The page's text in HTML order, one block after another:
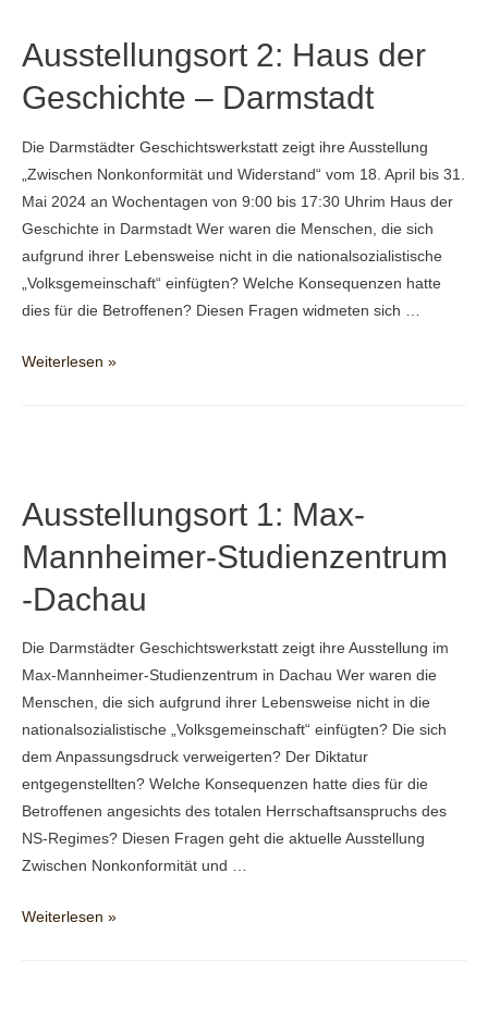
Ausstellungsort 2: Haus der
Geschichte – Darmstadt
Die Darmstädter Geschichtswerkstatt zeigt ihre Ausstellung
„Zwischen Nonkonformität und Widerstand“ vom 18. April bis 31.
Mai 2024 an Wochentagen von 9:00 bis 17:30 Uhrim Haus der
Geschichte in Darmstadt Wer waren die Menschen, die sich
aufgrund ihrer Lebensweise nicht in die nationalsozialistische
„Volksgemeinschaft“ einfügten? Welche Konsequenzen hatte
dies für die Betroffenen? Diesen Fragen widmeten sich …
Ausstellungsort
Darmstadt
Weiterlesen »
Ausstellungsort 1: Max-
Mannheimer-Studienzentrum
-Dachau
Die Darmstädter Geschichtswerkstatt zeigt ihre Ausstellung im
Max-Mannheimer-Studienzentrum in Dachau Wer waren die
Menschen, die sich aufgrund ihrer Lebensweise nicht in die
nationalsozialistische „Volksgemeinschaft“ einfügten? Die sich
dem Anpassungsdruck verweigerten? Der Diktatur
entgegenstellten? Welche Konsequenzen hatte dies für die
Betroffenen angesichts des totalen Herrschaftsanspruchs des
NS-Regimes? Diesen Fragen geht die aktuelle Ausstellung
Zwischen Nonkonformität und …
Ausstellungsort
Weiterlesen »